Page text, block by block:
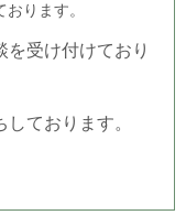
ります。
を受け付けており
ております。